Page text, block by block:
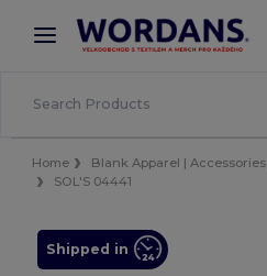
× Aplikace Wordans
Lepší ceny v aplikaci!
Home Blank Apparel | Accessories
SOL'S 04441
Shipped in